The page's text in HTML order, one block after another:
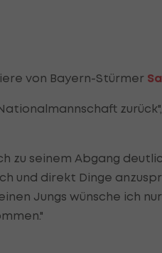
von Bayern-Stürmer
seinem Abgang
und direkt Dinge
Jungs wünsche ich